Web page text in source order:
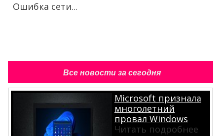
Ошибка сети...
Все новости за сегодня
Microsoft признала
многолетний
провал Windows
Читать подробнее